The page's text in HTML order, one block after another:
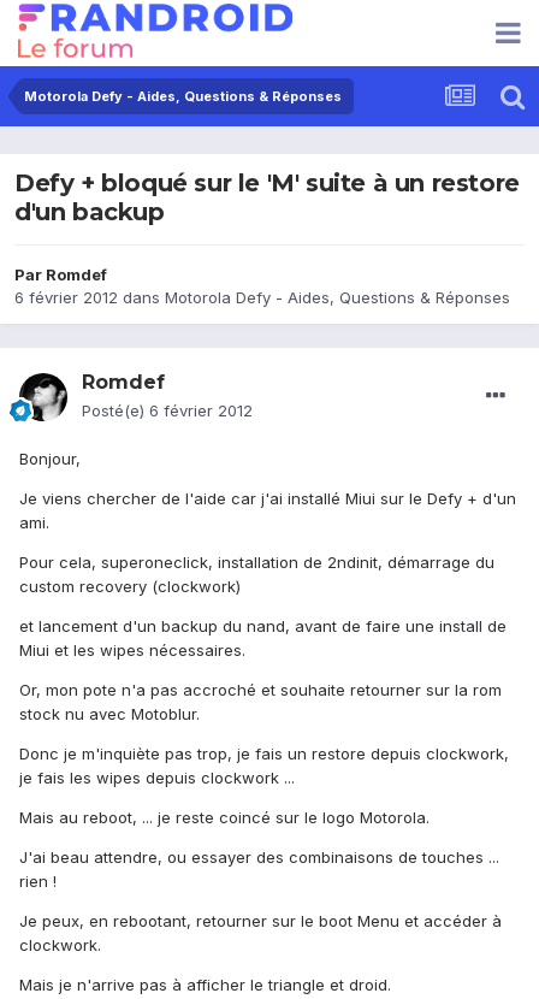
Motorola Defy - Aides, Questions & Réponses
Defy + bloqué sur le 'M' suite à un restore
d'un backup
Par Romdef
6 février 2012 dans Motorola Defy - Aides, Questions & Réponses
Romdef
Posté(e) 6 février 2012
Bonjour,
Je viens chercher de l'aide car j'ai installé Miui sur le Defy + d'un
ami.
Pour cela, superoneclick, installation de 2ndinit, démarrage du
custom recovery (clockwork)
et lancement d'un backup du nand, avant de faire une install de
Miui et les wipes nécessaires.
Or, mon pote n'a pas accroché et souhaite retourner sur la rom
stock nu avec Motoblur.
Donc je m'inquiète pas trop, je fais un restore depuis clockwork,
je fais les wipes depuis clockwork ...
Mais au reboot, ... je reste coincé sur le logo Motorola.
J'ai beau attendre, ou essayer des combinaisons de touches ...
rien !
Je peux, en rebootant, retourner sur le boot Menu et accéder à
clockwork.
Mais je n'arrive pas à afficher le triangle et droid.